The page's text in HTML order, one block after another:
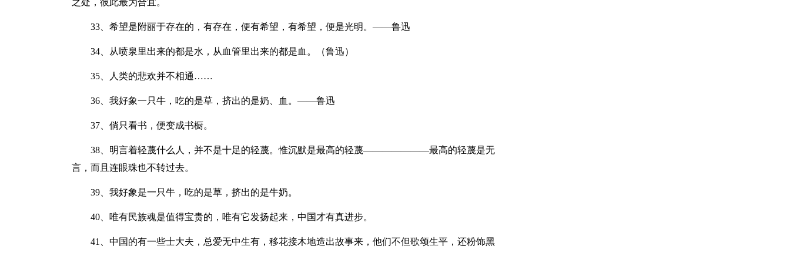
之处，彼此最为合宜。
33、希望是附丽于存在的，有存在，便有希望，有希望，便是光明。——鲁迅
34、从喷泉里出来的都是水，从血管里出来的都是血。（鲁迅）
35、人类的悲欢并不相通……
36、我好象一只牛，吃的是草，挤出的是奶、血。——鲁迅
37、倘只看书，便变成书橱。
38、明言着轻蔑什么人，并不是十足的轻蔑。惟沉默是最高的轻蔑———————最高的轻蔑是无
言，而且连眼珠也不转过去。
39、我好象是一只牛，吃的是草，挤出的是牛奶。
40、唯有民族魂是值得宝贵的，唯有它发扬起来，中国才有真进步。
41、中国的有一些士大夫，总爱无中生有，移花接木地造出故事来，他们不但歌颂生平，还粉饰黑